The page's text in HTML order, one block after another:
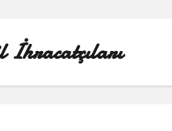
İhracatçıları